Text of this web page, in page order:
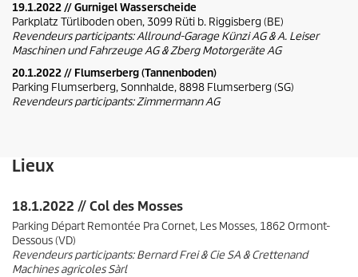
19.1.2022 // Gurnigel Wasserscheide
Parkplatz Türliboden oben, 3099 Rüti b. Riggisberg (BE)
Revendeurs participants: Allround-Garage Künzi AG & A. Leiser
Maschinen und Fahrzeuge AG & Zberg Motorgeräte AG
20.1.2022 // Flumserberg (Tannenboden)
Parking Flumserberg, Sonnhalde, 8898 Flumserberg (SG)
Revendeurs participants: Zimmermann AG
Lieux
18.1.2022 // Col des Mosses
Parking Départ Remontée Pra Cornet, Les Mosses, 1862 Ormont-
Dessous (VD)
Revendeurs participants: Bernard Frei & Cie SA & Crettenand
Machines agricoles Sàrl